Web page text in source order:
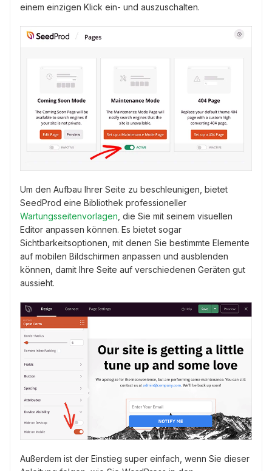
einem einzigen Klick ein- und auszuschalten.
Um den Aufbau Ihrer Seite zu beschleunigen, bietet
SeedProd eine Bibliothek professioneller
Wartungsseitenvorlagen , die Sie mit seinem visuellen
Editor anpassen können. Es bietet sogar
Sichtbarkeitsoptionen, mit denen Sie bestimmte Elemente
auf mobilen Bildschirmen anpassen und ausblenden
können, damit Ihre Seite auf verschiedenen Geräten gut
aussieht.
Außerdem ist der Einstieg super einfach, wenn Sie dieser